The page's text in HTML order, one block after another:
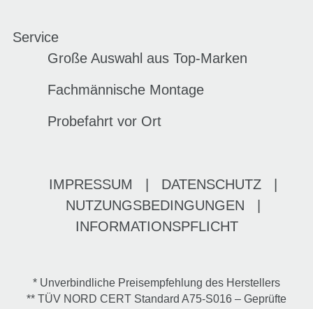
Service
Große Auswahl aus Top-Marken
Fachmännische Montage
Probefahrt vor Ort
IMPRESSUM DATENSCHUTZ
NUTZUNGSBEDINGUNGEN
INFORMATIONSPFLICHT
* Unverbindliche Preisempfehlung des Herstellers
** TÜV NORD CERT Standard A75-S016 – Geprüfte